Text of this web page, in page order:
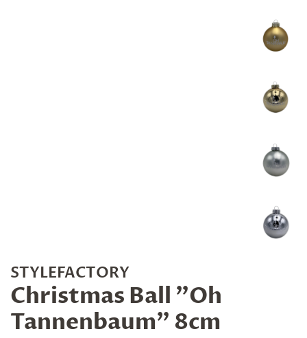
STYLEFACTORY
Christmas Ball "Oh
Tannenbaum" 8cm